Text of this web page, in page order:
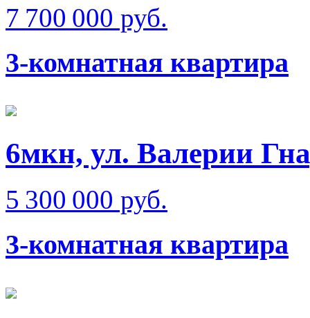
7 700 000 руб.
3-комнатная квартира
6мкн, ул. Валерии
5 300 000 руб.
3-комнатная квартира